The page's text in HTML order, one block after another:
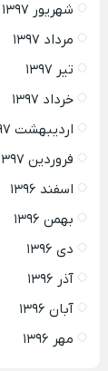
شهریور ۱۳۹۷
مرداد ۱۳۹۷
تیر ۱۳۹۷
خرداد ۱۳۹۷
اردیبهشت ۱۳۹۷
فروردین ۱۳۹۷
اسفند ۱۳۹۶
بهمن ۱۳۹۶
دی ۱۳۹۶
آذر ۱۳۹۶
آبان ۱۳۹۶
مهر ۱۳۹۶